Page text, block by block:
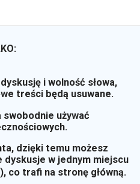
i wolność słowa,
treści będą usuwane.
swobodnie używać
dzięki temu możesz
w jednym miejscu
), co trafi na stronę główną.